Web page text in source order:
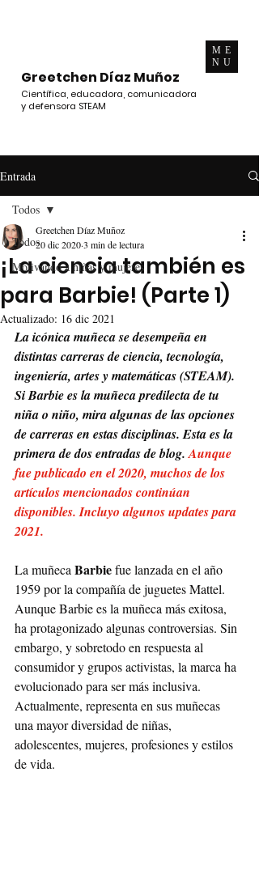
Greetchen Díaz Muñoz
Científica, educadora, comunicadora
y defensora STEAM
ME
NU
Entrada
Todos
Motivando a niñas y mujeres
Todos
¡La ciencia también es
para Barbie! (Parte 1)
Greetchen Díaz Muñoz
20 dic 20203 min de lectura
Actualizado: 16 dic 2021
La icónica muñeca se desempeña en
distintas carreras de ciencia, tecnología,
ingeniería, artes y matemáticas (STEAM).
Si Barbie es la muñeca predilecta de tu
niña o niño, mira algunas de las opciones
de carreras en estas disciplinas. Esta es la
primera de dos entradas de blog. Aunque
fue publicado en el 2020, muchos de los
artículos mencionados continúan
disponibles. Incluyo algunos updates para
2021.
La muñeca Barbie fue lanzada en el año
1959 por la compañía de juguetes Mattel.
Aunque Barbie es la muñeca más exitosa,
ha protagonizado algunas controversias. Sin
embargo, y sobretodo en respuesta al
consumidor y grupos activistas, la marca ha
evolucionado para ser más inclusiva.
Actualmente, representa en sus muñecas
una mayor diversidad de niñas,
adolescentes, mujeres, profesiones y estilos
de vida.